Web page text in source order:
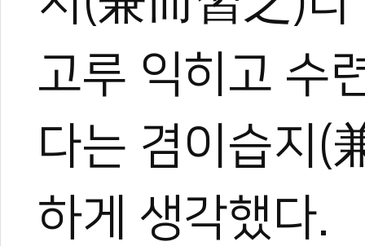
고루 익히고 수
다는 겸이습지(
하게 생각했다.